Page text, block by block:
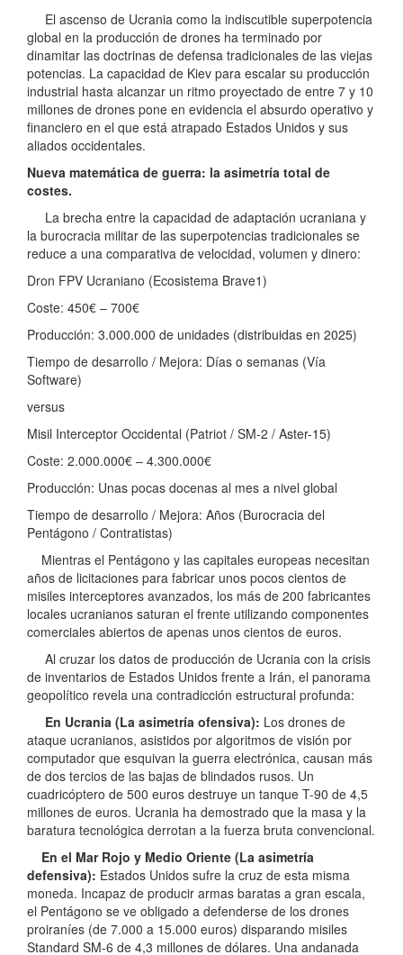
El ascenso de Ucrania como la indiscutible superpotencia
global en la producción de drones ha terminado por
dinamitar las doctrinas de defensa tradicionales de las viejas
potencias. La capacidad de Kiev para escalar su producción
industrial hasta alcanzar un ritmo proyectado de entre 7 y 10
millones de drones pone en evidencia el absurdo operativo y
financiero en el que está atrapado Estados Unidos y sus
aliados occidentales.
Nueva matemática de guerra: la asimetría total de
costes.
La brecha entre la capacidad de adaptación ucraniana y
la burocracia militar de las superpotencias tradicionales se
reduce a una comparativa de velocidad, volumen y dinero:
Dron FPV Ucraniano (Ecosistema Brave1)
Coste: 450€ – 700€
Producción: 3.000.000 de unidades (distribuidas en 2025)
Tiempo de desarrollo / Mejora: Días o semanas (Vía
Software)
versus
Misil Interceptor Occidental (Patriot / SM-2 / Aster-15)
Coste: 2.000.000€ – 4.300.000€
Producción: Unas pocas docenas al mes a nivel global
Tiempo de desarrollo / Mejora: Años (Burocracia del
Pentágono / Contratistas)
Mientras el Pentágono y las capitales europeas necesitan
años de licitaciones para fabricar unos pocos cientos de
misiles interceptores avanzados, los más de 200 fabricantes
locales ucranianos saturan el frente utilizando componentes
comerciales abiertos de apenas unos cientos de euros.
Al cruzar los datos de producción de Ucrania con la crisis
de inventarios de Estados Unidos frente a Irán, el panorama
geopolítico revela una contradicción estructural profunda:
En Ucrania (La asimetría ofensiva): Los drones de
ataque ucranianos, asistidos por algoritmos de visión por
computador que esquivan la guerra electrónica, causan más
de dos tercios de las bajas de blindados rusos. Un
cuadricóptero de 500 euros destruye un tanque T-90 de 4,5
millones de euros. Ucrania ha demostrado que la masa y la
baratura tecnológica derrotan a la fuerza bruta convencional.
En el Mar Rojo y Medio Oriente (La asimetría
defensiva): Estados Unidos sufre la cruz de esta misma
moneda. Incapaz de producir armas baratas a gran escala,
el Pentágono se ve obligado a defenderse de los drones
proiraníes (de 7.000 a 15.000 euros) disparando misiles
Standard SM-6 de 4,3 millones de dólares. Una andanada